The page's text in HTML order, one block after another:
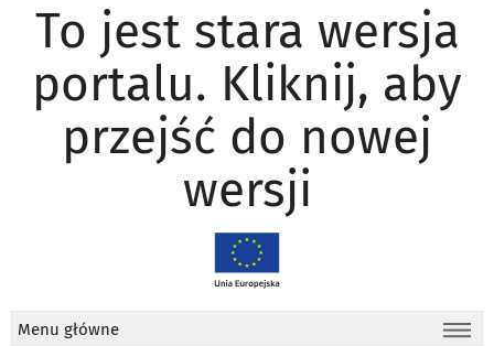
To jest stara wersja
portalu. Kliknij, aby
przejść do nowej
wersji
Menu główne